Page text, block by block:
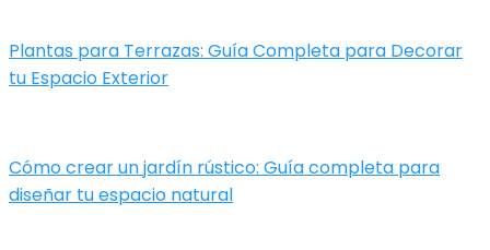
Plantas para Terrazas: Guía Completa para Decorar
tu Espacio Exterior
Cómo crear un jardín rústico: Guía completa para
diseñar tu espacio natural